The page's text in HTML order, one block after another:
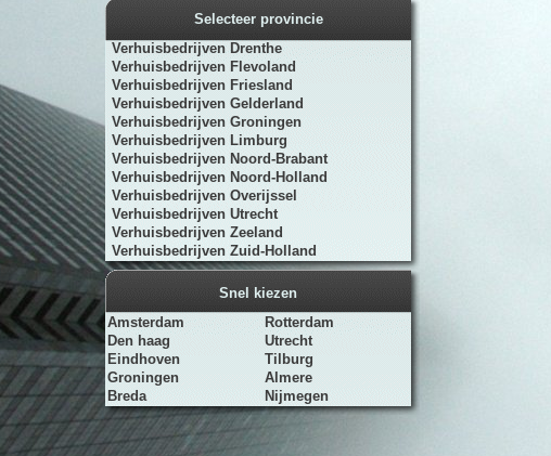
Selecteer provincie
Verhuisbedrijven Drenthe
Verhuisbedrijven Flevoland
Verhuisbedrijven Friesland
Verhuisbedrijven Gelderland
Verhuisbedrijven Groningen
Verhuisbedrijven Limburg
Verhuisbedrijven Noord-Brabant
Verhuisbedrijven Noord-Holland
Verhuisbedrijven Overijssel
Verhuisbedrijven Utrecht
Verhuisbedrijven Zeeland
Verhuisbedrijven Zuid-Holland
Snel kiezen
Amsterdam
Rotterdam
Den haag
Utrecht
Eindhoven
Tilburg
Groningen
Almere
Breda
Nijmegen